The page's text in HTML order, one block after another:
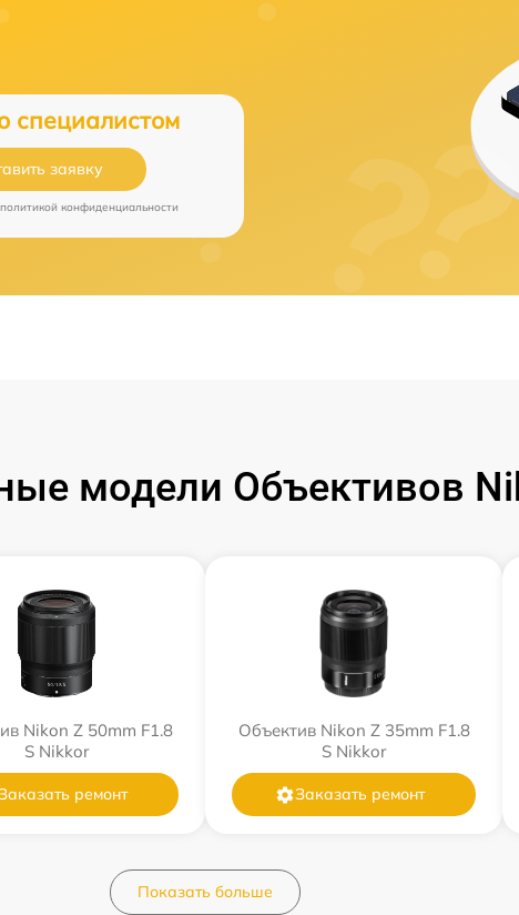
специалистом
заявку
политикой конфиденциальности
модели Объективов
Nikon Z 50mm F1.8
S Nikkor
ремонт
Объектив Nikon Z 35mm F1.8
S Nikkor
Заказать ремонт
Показать больше